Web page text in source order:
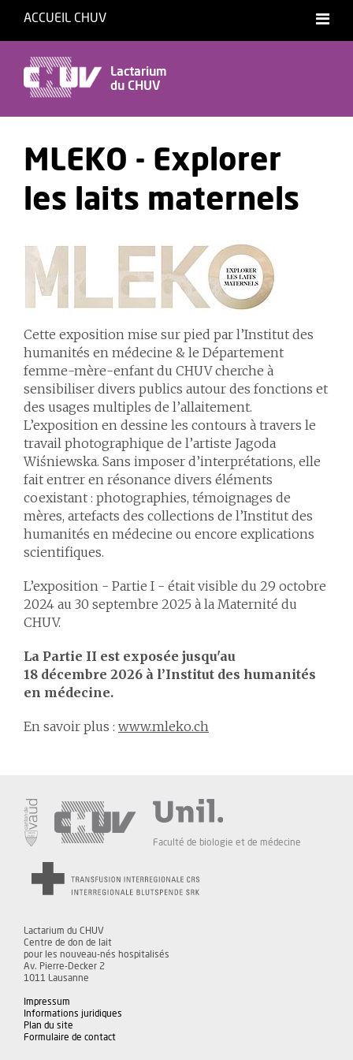
ACCUEIL CHUV
Lactarium
du CHUV
MLEKO - Explorer
les laits maternels
Cette exposition mise sur pied par l’Institut des
humanités en médecine & le Département
femme-mère-enfant du CHUV cherche à
sensibiliser divers publics autour des fonctions et
des usages multiples de l’allaitement.
L’exposition en dessine les contours à travers le
travail photographique de l’artiste Jagoda
Wiśniewska. Sans imposer d’interprétations, elle
fait entrer en résonance divers éléments
coexistant : photographies, témoignages de
mères, artefacts des collections de l’Institut des
humanités en médecine ou encore explications
scientifiques.
L’exposition - Partie I - était visible du 29 octobre
2024 au 30 septembre 2025 à la Maternité du
CHUV.
La Partie II est exposée jusqu'au
18 décembre 2026 à l’Institut des humanités
en médecine.
En savoir plus : www.mleko.ch
Faculté de biologie et de médecine
Lactarium du CHUV
Centre de don de lait
pour les nouveau-nés hospitalisés
Av. Pierre-Decker 2
1011 Lausanne
Impressum
Informations juridiques
Plan du site
Formulaire de contact